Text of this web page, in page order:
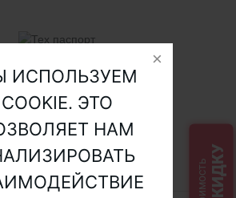
паспорт
– 1 шт.
СКИДКУ
ИСПОЛЬЗУЕМ
COOKIE. ЭТО
НАМ